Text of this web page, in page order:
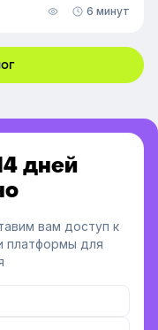
6 минут
дней
вам доступ к
платформы для